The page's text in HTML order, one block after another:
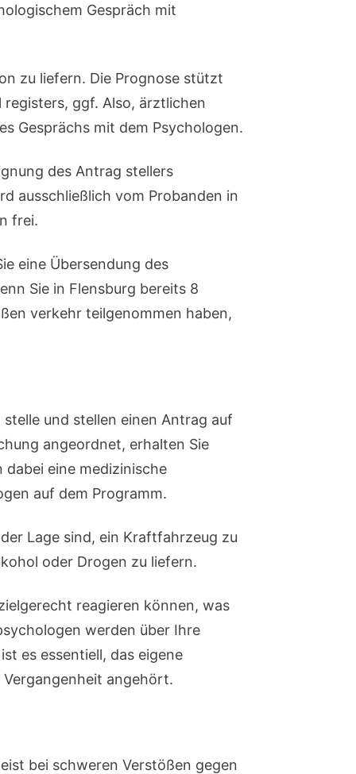
Gespräch mit
zu liefern. Die Prognose stützt
ggf. Also, ärztlichen
Gesprächs mit dem Psychologen.
des Antrag stellers
ausschließlich vom Probanden in
frei.
eine Übersendung des
Sie in Flensburg bereits 8
verkehr teilgenommen haben,
und stellen einen Antrag auf
angeordnet, erhalten Sie
dabei eine medizinische
auf dem Programm.
Lage sind, ein Kraftfahrzeug zu
oder Drogen zu liefern.
reagieren können, was
werden über Ihre
es essentiell, das eigene
angehört.
bei schweren Verstößen gegen